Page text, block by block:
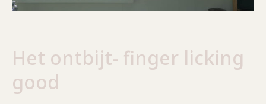
Het ontbijt- finger licking
good